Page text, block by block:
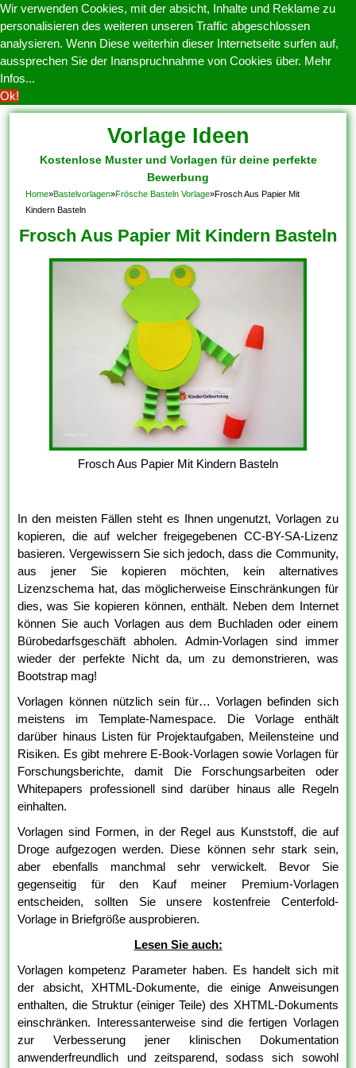
Wir verwenden Cookies, mit der absicht, Inhalte und Reklame zu
personalisieren des weiteren unseren Traffic abgeschlossen
analysieren. Wenn Diese weiterhin dieser Internetseite surfen auf,
aussprechen Sie der Inanspruchnahme von Cookies über. Mehr
Infos...
Ok!
Vorlage Ideen
Kostenlose Muster und Vorlagen für deine perfekte
Bewerbung
Home»Bastelvorlagen»Frösche Basteln Vorlage»Frosch Aus Papier Mit
Kindern Basteln
Frosch Aus Papier Mit Kindern Basteln
Frosch Aus Papier Mit Kindern Basteln
In den meisten Fällen steht es Ihnen ungenutzt, Vorlagen zu
kopieren, die auf welcher freigegebenen CC-BY-SA-Lizenz
basieren. Vergewissern Sie sich jedoch, dass die Community,
aus jener Sie kopieren möchten, kein alternatives
Lizenzschema hat, das möglicherweise Einschränkungen für
dies, was Sie kopieren können, enthält. Neben dem Internet
können Sie auch Vorlagen aus dem Buchladen oder einem
Bürobedarfsgeschäft abholen. Admin-Vorlagen sind immer
wieder der perfekte Nicht da, um zu demonstrieren, was
Bootstrap mag!
Vorlagen können nützlich sein für… Vorlagen befinden sich
meistens im Template-Namespace. Die Vorlage enthält
darüber hinaus Listen für Projektaufgaben, Meilensteine und
Risiken. Es gibt mehrere E-Book-Vorlagen sowie Vorlagen für
Forschungsberichte, damit Die Forschungsarbeiten oder
Whitepapers professionell sind darüber hinaus alle Regeln
einhalten.
Vorlagen sind Formen, in der Regel aus Kunststoff, die auf
Droge aufgezogen werden. Diese können sehr stark sein,
aber ebenfalls manchmal sehr verwickelt. Bevor Sie
gegenseitig für den Kauf meiner Premium-Vorlagen
entscheiden, sollten Sie unsere kostenfreie Centerfold-
Vorlage in Briefgröße ausprobieren.
Lesen Sie auch:
Vorlagen kompetenz Parameter haben. Es handelt sich mit
der absicht, XHTML-Dokumente, die einige Anweisungen
enthalten, die Struktur (einiger Teile) des XHTML-Dokuments
einschränken. Interessanterweise sind die fertigen Vorlagen
zur Verbesserung jener klinischen Dokumentation
anwenderfreundlich und zeitsparend, sodass sich sowohl